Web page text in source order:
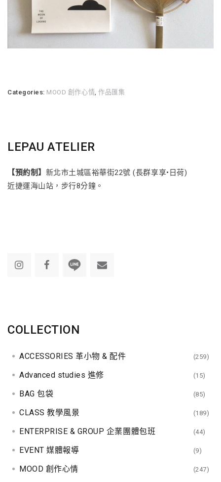
Categories: MOOD 創作心情 ,作品匯集
LEPAU ATELIER
【預約制】 新北市土城區裕華街22號 (長群享享•日荷)
近捷運海山站，步行8分鐘。
COLLECTION
ACCESSORIES 革小物 & 配件 (259)
Advanced studies 進修 (15)
BAG 包袋 (85)
CLASS 教學風景 (189)
ENTERPRISE & GROUP 企業團體包班 (44)
EVENT 媒體報導 (9)
MOOD 創作心情 (247)